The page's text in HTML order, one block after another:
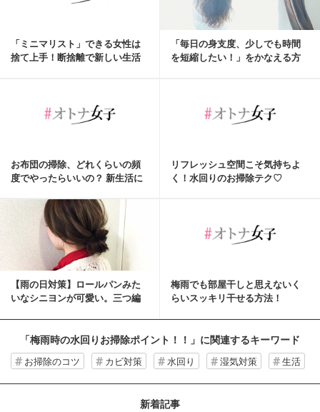
「ミニマリスト」できる女性は
捨て上手！断捨離で新しい生活
「毎日の身支度、少しでも時間
を短縮したい！」をかなえる方
お布団の掃除、どれくらいの頻
度でやったらいいの？ 新生活に
リフレッシュ空間こそ気持ちよ
く！水回りのお掃除テク♡
【雨の日対策】ロールパンみた
いなシニヨンが可愛い。三つ編
梅雨でも部屋干しと思えないく
らいスッキリ干せる方法！
「梅雨時の水回りお掃除ポイント！！」 に関連するキーワード
お掃除のコツ カビ対策 水回り 湿気対策 生活
新着記事